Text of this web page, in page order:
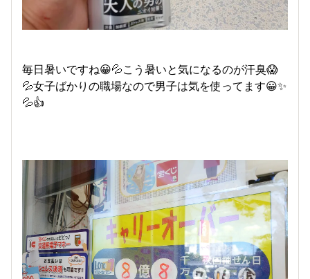
毎日暑いですね😀💦こう暑いと気になるのが汗臭😱
💦女子ばかりの職場なので男子は気を使ってます😀✨
💦👍